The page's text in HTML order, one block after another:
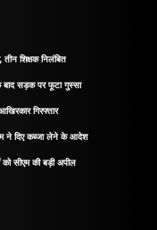
शिक्षक निलंबित
बाद सड़क पर फूटा गुस्सा
गिरफ्तार
ने दिए कब्जा लेने के आदेश
को सीएम की बड़ी अपील